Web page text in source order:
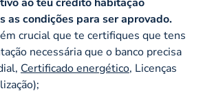
as condições para ser aprovado.
crucial que te certifiques que tens
necessária que o banco precisa
Certificado energético, Licenças